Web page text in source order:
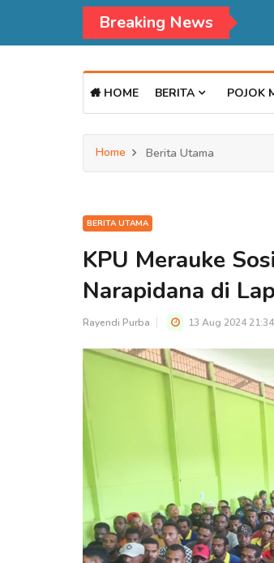
Breaking News
HOME BERITA POJOK
Home Berita Utama
BERITA UTAMA
KPU Merauke
Narapidana di
Rayendi Purba 13 Aug 2024 21:34